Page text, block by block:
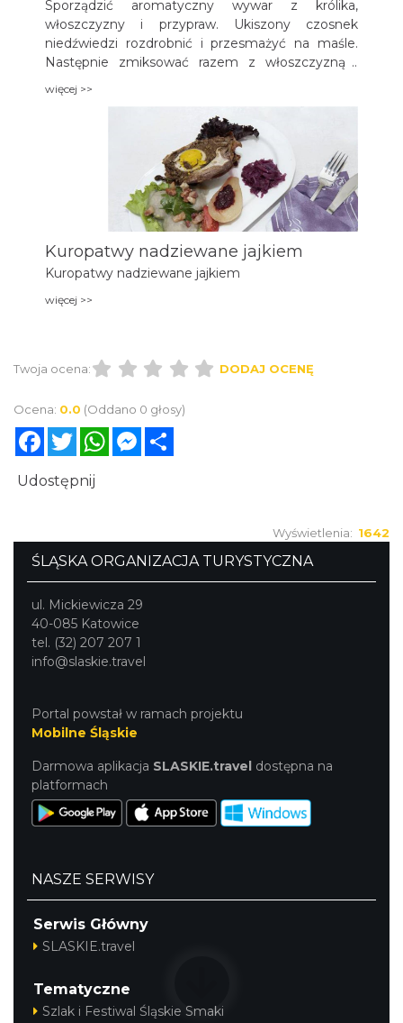
Sporządzić aromatyczny wywar z królika,
włoszczyzny i przypraw. Ukiszony czosnek
niedźwiedzi rozdrobnić i przesmażyć na maśle.
Następnie zmiksować razem z włoszczyzną i
przecedzonego wywaru, doprawić, podprawić
śmietanką. Na wierzch ułożyć ugotowane jajko w
koszulce. Zupa z kiszonego czosnku
niedźwiedziego o niezwykłych właściwościach
leczniczych i wspaniałym smaku.
więcej >>
Kuropatwy nadziewane jajkiem
Kuropatwy nadziewane jajkiem
więcej >>
Twoja ocena: DODAJ OCENĘ
Ocena: 0.0 (Oddano 0 głosy)
FacebookTwitterWhatsAppMessenger
Udostępnij
Wyświetlenia: 1642
ŚLĄSKA ORGANIZACJA TURYSTYCZNA
ul. Mickiewicza 29
40-085 Katowice
tel. (32) 207 207 1
info@slaskie.travel
Portal powstał w ramach projektu
Mobilne Śląskie
Darmowa aplikacja SLASKIE.travel dostępna na
platformach
NASZE SERWISY
Serwis Główny
SLASKIE.travel
Tematyczne
Szlak i Festiwal Śląskie Smaki